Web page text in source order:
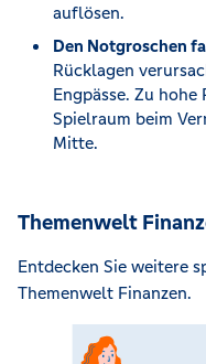
auflösen.
Den Notgroschen
Rücklagen
Engpässe. Zu hohe
Spielraum beim
Mitte.
Themenwelt
Entdecken Sie weitere
Themenwelt Finanzen.